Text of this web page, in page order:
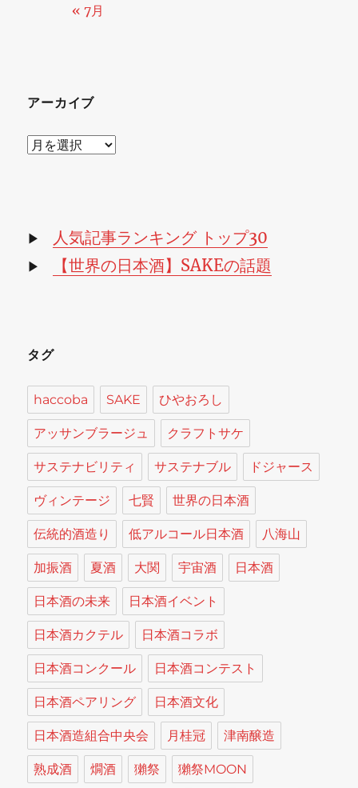
« 7月
アーカイブ
ア
ブ
▶ 人気記事ランキング トップ30
▶ 【世界の日本酒】SAKEの話題
タグ
haccoba SAKE ひやおろし
アッサンブラージュ クラフトサケ
サステナビリティ サステナブル ドジャース
ヴィンテージ 七賢 世界の日本酒
伝統的酒造り 低アルコール日本酒 八海山
加振酒 夏酒 大関 宇宙酒 日本酒
日本酒の未来 日本酒イベント
日本酒カクテル 日本酒コラボ
日本酒コンクール 日本酒コンテスト
日本酒ペアリング 日本酒文化
日本酒造組合中央会 月桂冠 津南醸造
熟成酒 燗酒 獺祭 獺祭MOON